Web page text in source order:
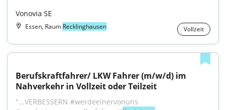
Vonovia SE
Essen, Raum Recklinghausen Vollzeit
Berufskraftfahrer/ LKW Fahrer (m/w/d) im
Nahverkehr in Vollzeit oder Teilzeit
"...VERBESSERN #werdeeinervonuns